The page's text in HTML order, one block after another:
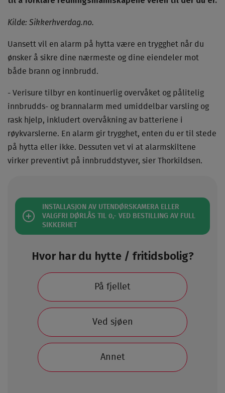
Kilde: Sikkerhverdag.no.
Uansett vil en alarm på hytta være en trygghet når du
ønsker å sikre dine nærmeste og dine eiendeler mot
både brann og innbrudd.
- Verisure tilbyr en kontinuerlig overvåket og pålitelig
innbrudds- og brannalarm med umiddelbar varsling og
rask hjelp, inkludert overvåkning av batteriene i
røykvarslerne. En alarm gir trygghet, enten du er til stede
på hytta eller ikke. Dessuten vet vi at alarmskiltene
virker preventivt på innbruddstyver, sier Thorkildsen.
INSTALLASJON AV UTENDØRSKAMERA ELLER
VALGFRI DØRLÅS TIL 0,- VED BESTILLING AV FULL
SIKKERHET
Hvor har du hytte / fritidsbolig?
På fjellet
Ved sjøen
Annet